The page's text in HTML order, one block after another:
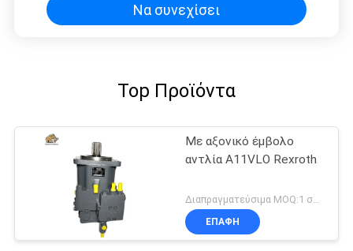
Να συνεχίσει
Top Προϊόντα
Με αξονικό έμβολο
αντλία A11VLO Rexroth
Διαπραγματεύσιμα MOQ:1 σύνολο
ΕΠΑΦΉ